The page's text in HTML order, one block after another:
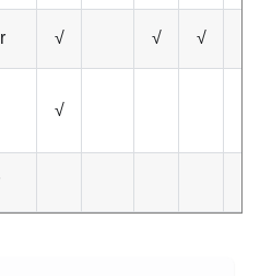
√ √ √
√